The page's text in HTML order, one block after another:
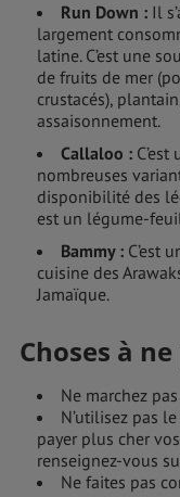
Run Down : Il
largement
latine. C’est une
de fruits de mer
crustacés),
assaisonnement.
Callaloo :
nombreuses
disponibilité des
est un légume-
Bammy : C’est
cuisine des
Jamaïque.
Choses à
Ne marchez
N’utilisez pas
payer plus cher
renseignez-vous
Ne faites pas